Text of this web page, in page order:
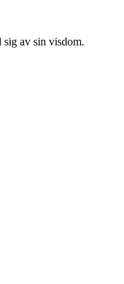
sig av sin visdom.